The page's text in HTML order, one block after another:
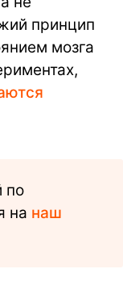
принцип
мозга
по
на наш